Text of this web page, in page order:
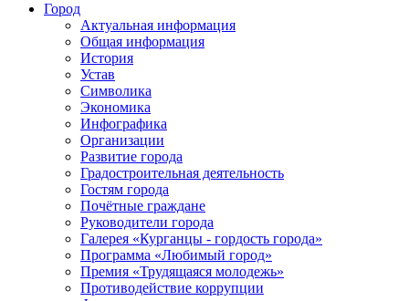
Город
Актуальная информация
Общая информация
История
Устав
Символика
Экономика
Инфографика
Организации
Развитие города
Градостроительная деятельность
Гостям города
Почётные граждане
Руководители города
Галерея «Курганцы - гордость города»
Программа «Любимый город»
Премия «Трудящаяся молодежь»
Противодействие коррупции